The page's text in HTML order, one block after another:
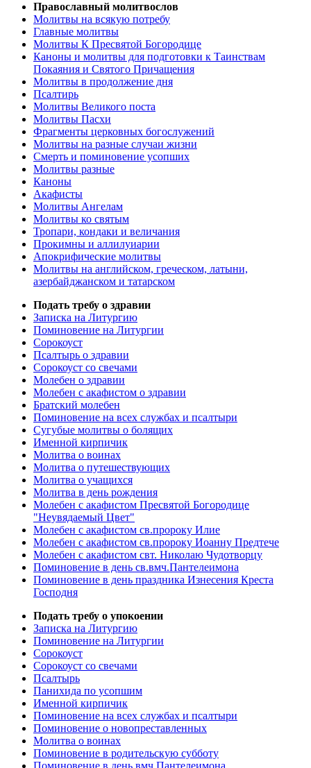
Православный молитвослов
Молитвы на всякую потребу
Главные молитвы
Молитвы К Пресвятой Богородице
Каноны и молитвы для подготовки к Таинствам
Покаяния и Святого Причащения
Молитвы в продолжение дня
Псалтирь
Молитвы Великого поста
Молитвы Пасхи
Фрагменты церковных богослужений
Молитвы на разные случаи жизни
Смерть и поминовение усопших
Молитвы разные
Каноны
Акафисты
Молитвы Ангелам
Молитвы ко святым
Тропари, кондаки и величания
Прокимны и аллилуиарии
Апокрифические молитвы
Молитвы на английском, греческом, латыни,
азербайджанском и татарском
Подать требу о здравии
Записка на Литургию
Поминовение на Литургии
Сорокоуст
Псалтырь о здравии
Сорокоуст со свечами
Молебен о здравии
Молебен с акафистом о здравии
Братский молебен
Поминовение на всех службах и псалтыри
Сугубые молитвы о болящих
Именной кирпичик
Молитва о воинах
Молитва о путешествующих
Молитва о учащихся
Молитва в день рождения
Молебен с акафистом Пресвятой Богородице
"Неувядаемый Цвет"
Молебен с акафистом св.пророку Илие
Молебен с акафистом св.пророку Иоанну Предтече
Молебен с акафистом свт. Николаю Чудотворцу
Поминовение в день св.вмч.Пантелеимона
Поминовение в день праздника Изнесения Креста
Господня
Подать требу о упокоении
Записка на Литургию
Поминовение на Литургии
Сорокоуст
Сорокоуст со свечами
Псалтырь
Панихида по усопшим
Именной кирпичик
Поминовение на всех службах и псалтыри
Поминовение о новопреставленных
Молитва о воинах
Поминовение в родительскую субботу